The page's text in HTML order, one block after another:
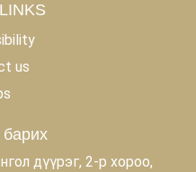
us
дүүрэг, 2-р хороо,